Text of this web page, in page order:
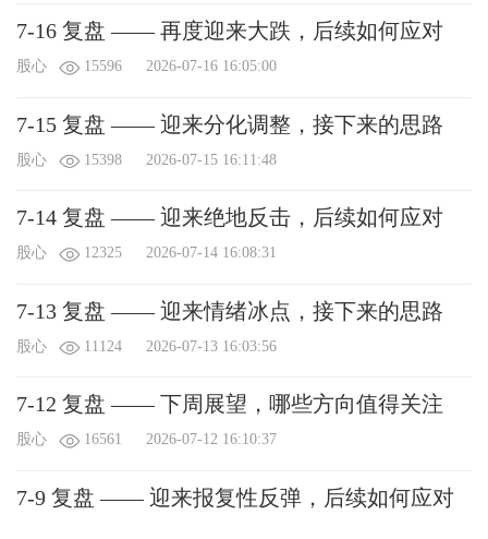
7-16 复盘 —— 再度迎来大跌，后续如何应对
股心 15596 2026-07-16 16:05:00
7-15 复盘 —— 迎来分化调整，接下来的思路
股心 15398 2026-07-15 16:11:48
7-14 复盘 —— 迎来绝地反击，后续如何应对
股心 12325 2026-07-14 16:08:31
7-13 复盘 —— 迎来情绪冰点，接下来的思路
股心 11124 2026-07-13 16:03:56
7-12 复盘 —— 下周展望，哪些方向值得关注
股心 16561 2026-07-12 16:10:37
7-9 复盘 —— 迎来报复性反弹，后续如何应对